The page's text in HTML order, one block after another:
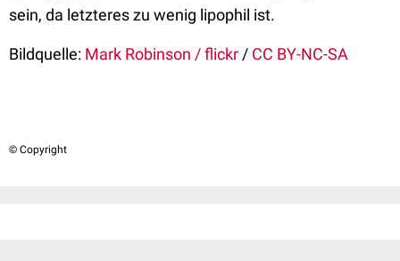
sein, da letzteres zu wenig lipophil ist.
Bildquelle: Mark Robinson / flickr / CC BY-NC-SA
© Copyright